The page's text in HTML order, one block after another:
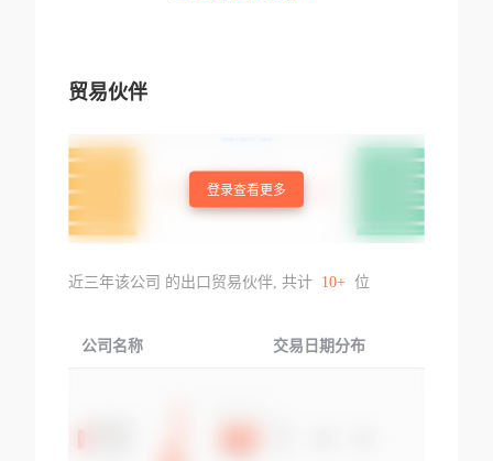
贸易伙伴
登录查看更多
近三年该公司 的出口贸易伙伴, 共计 10+ 位
公司名称 交易日期分布